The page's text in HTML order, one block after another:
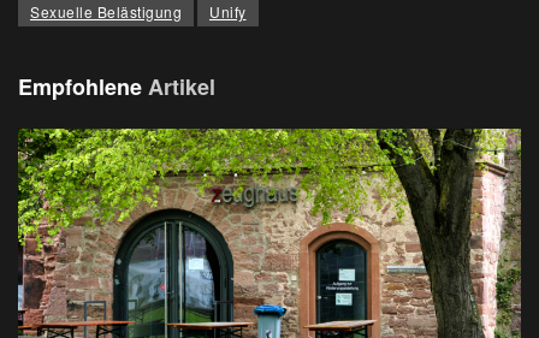
Sexuelle Belästigung
Unify
EmpfohleneArtikel